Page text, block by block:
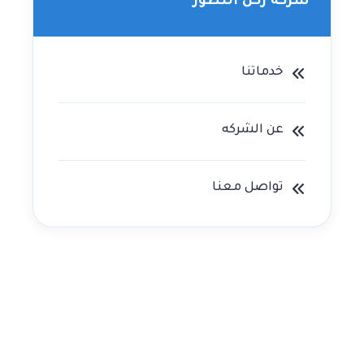
خدماتنا
عن الشركه
تواصل معنا